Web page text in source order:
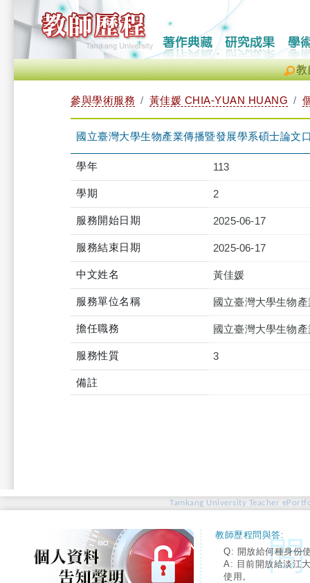
教
參與學術服務 黃佳媛 CHIA-YUAN HUANG
國立臺灣大學生物產業傳播暨發展學系碩士論文
學年 113
學期 2
服務開始日期 2025-06-17
服務結束日期 2025-06-17
中文姓名 黃佳媛
服務單位名稱 國立臺灣大學生物
擔任職務 國立臺灣大學生物
服務性質 3
備註
Tamkang University Teacher
教師歷程問與答:
Q: 開放給何種身份
A: 目前開放給淡江
使用。